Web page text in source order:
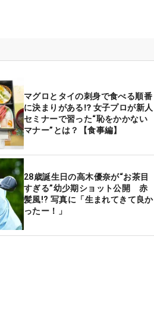
マグロとタイの刺身で食べる順番
に決まりがある⁉ 女子プロが新人
セミナーで習った“恥をかかない
マナー”とは？【食事編】
28歳誕生日の高木優奈が“お茶目
すぎる”幼少期ショット公開 赤
髪風!? 写真に「生まれてきて良か
ったー！」